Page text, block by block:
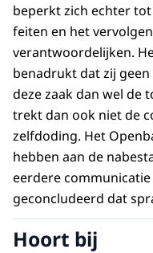
beperkt zich echter
feiten en het
verantwoordelijken.
benadrukt dat zij
deze zaak dan wel de
trekt dan ook niet de
zelfdoding. Het
hebben aan de
eerdere
geconcludeerd dat
Hoort bij